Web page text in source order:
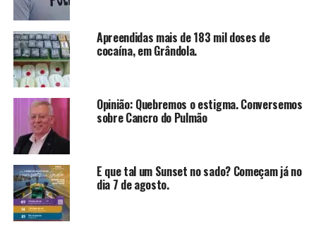
Apreendidas mais de 183 mil doses de
cocaína, em Grândola.
Opinião: Quebremos o estigma. Conversemos
sobre Cancro do Pulmão
E que tal um Sunset no sado? Começam já no
dia 7 de agosto.